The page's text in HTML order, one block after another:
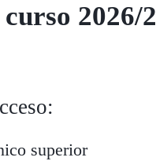
2026/2
superior